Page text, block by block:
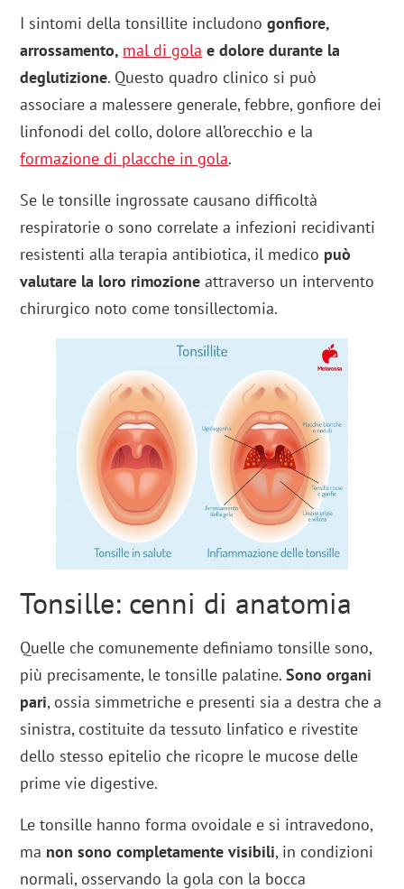
I sintomi della tonsillite includonogonfiore,
arrossamento, mal di gola e dolore durante la
deglutizione. Questo quadro clinico si può
associare a malessere generale, febbre, gonfiore dei
linfonodi del collo, dolore all’orecchio e la
formazione di placche in gola.
Se le tonsille ingrossate causano difficoltà
respiratorie o sono correlate a infezioni recidivanti
resistenti alla terapia antibiotica, il medico può
valutare la loro rimozione attraverso un intervento
chirurgico noto come tonsillectomia.
Tonsille: cenni di anatomia
Quelle che comunemente definiamo tonsille sono,
più precisamente, le tonsille palatine.Sono organi
pari, ossia simmetriche e presenti sia a destra che a
sinistra, costituite da tessuto linfatico e rivestite
dello stesso epitelio che ricopre le mucose delle
prime vie digestive.
Le tonsille hanno forma ovoidale e si intravedono,
ma non sono completamente visibili, in condizioni
normali, osservando la gola con la bocca